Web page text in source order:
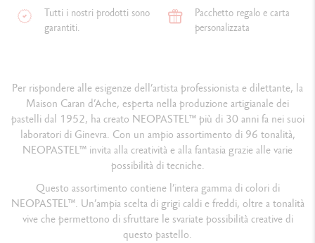
Tutti i nostri prodotti sono
garantiti.
Pacchetto regalo e carta
personalizzata
Per rispondere alle esigenze dell’artista professionista e dilettante, la
Maison Caran d’Ache, esperta nella produzione artigianale dei
pastelli dal 1952, ha creato NEOPASTEL™ più di 30 anni fa nei suoi
laboratori di Ginevra. Con un ampio assortimento di 96 tonalità,
NEOPASTEL™ invita alla creatività e alla fantasia grazie alle varie
possibilità di tecniche.
Questo assortimento contiene l’intera gamma di colori di
NEOPASTEL™. Un’ampia scelta di grigi caldi e freddi, oltre a tonalità
vive che permettono di sfruttare le svariate possibilità creative di
questo pastello.